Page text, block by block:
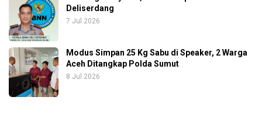
Deliserdang
7 Jul 2026
Modus Simpan 25 Kg Sabu di Speaker, 2 Warga
Aceh Ditangkap Polda Sumut
8 Jul 2026